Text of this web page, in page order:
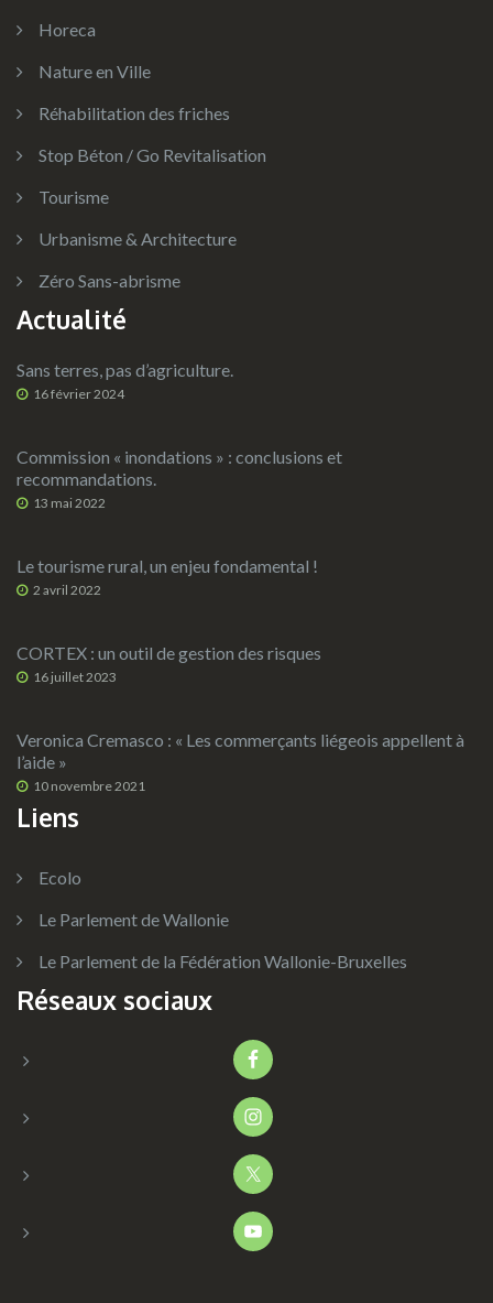
Horeca
Nature en Ville
Réhabilitation des friches
Stop Béton / Go Revitalisation
Tourisme
Urbanisme & Architecture
Zéro Sans-abrisme
Actualité
Sans terres, pas d’agriculture.
16 février 2024
Commission « inondations » : conclusions et
recommandations.
13 mai 2022
Le tourisme rural, un enjeu fondamental !
2 avril 2022
CORTEX : un outil de gestion des risques
16 juillet 2023
Veronica Cremasco : « Les commerçants liégeois appellent à
l’aide »
10 novembre 2021
Liens
Ecolo
Le Parlement de Wallonie
Le Parlement de la Fédération Wallonie-Bruxelles
Réseaux sociaux